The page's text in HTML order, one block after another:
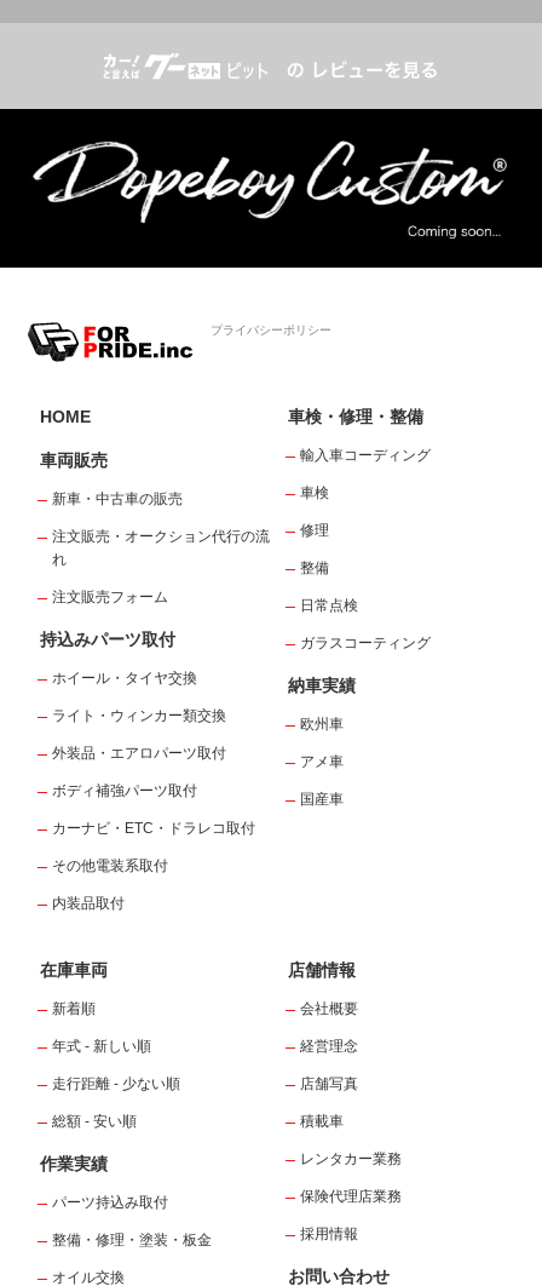
プライバシーポリシー
HOME
車両販売
新車・中古車の販売
注文販売・オークション代行の流
れ
注文販売フォーム
持込みパーツ取付
ホイール・タイヤ交換
ライト・ウィンカー類交換
外装品・エアロパーツ取付
ボディ補強パーツ取付
カーナビ・ETC・ドラレコ取付
その他電装系取付
内装品取付
車検・修理・整備
輸入車コーディング
車検
修理
整備
日常点検
ガラスコーティング
納車実績
欧州車
アメ車
国産車
在庫車両
新着順
年式 - 新しい順
走行距離 - 少ない順
総額 - 安い順
作業実績
パーツ持込み取付
整備・修理・塗装・板金
オイル交換
店舗情報
会社概要
経営理念
店舗写真
積載車
レンタカー業務
保険代理店業務
採用情報
お問い合わせ